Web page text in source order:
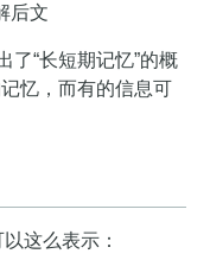
后文
了“长短期记忆”的概
忆，而有的信息可
这么表示：